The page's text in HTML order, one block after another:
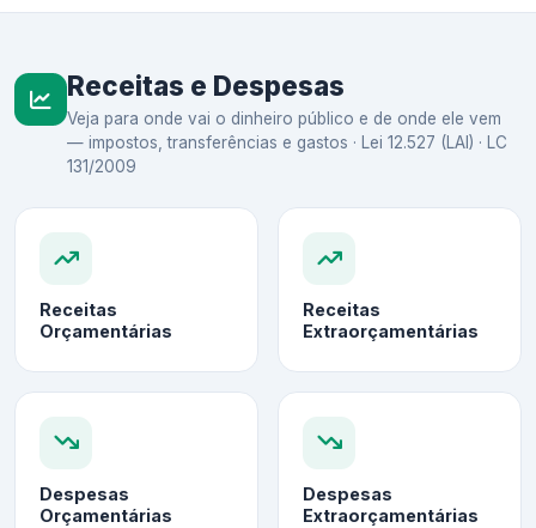
Receitas e Despesas
Veja para onde vai o dinheiro público e de onde ele vem
— impostos, transferências e gastos · Lei 12.527 (LAI) · LC
131/2009
Receitas
Orçamentárias
Receitas
Extraorçamentárias
Despesas
Orçamentárias
Despesas
Extraorçamentárias